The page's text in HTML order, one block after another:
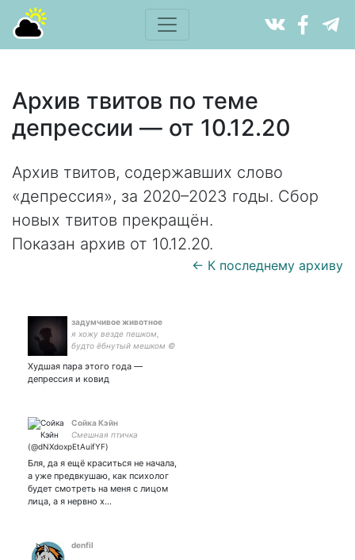
Архив твитов по теме
депрессии — от 10.12.20
Архив твитов, содержавших слово
«депрессия», за 2020–2023 годы. Сбор
новых твитов прекращён.
Показан архив от 10.12.20.
← К последнему архиву
задумчивое животное
я хожу везде пешком,
будто ёбнутый мешком ©️
предупредила
Худшая пара этого года —
депрессия и ковид
Сойка Кэйн
Смешная птичка
Бля, да я ещё краситься не начала,
а уже предвкушаю, как психолог
будет смотреть на меня с лицом
лица, а я нервно х…
denfil